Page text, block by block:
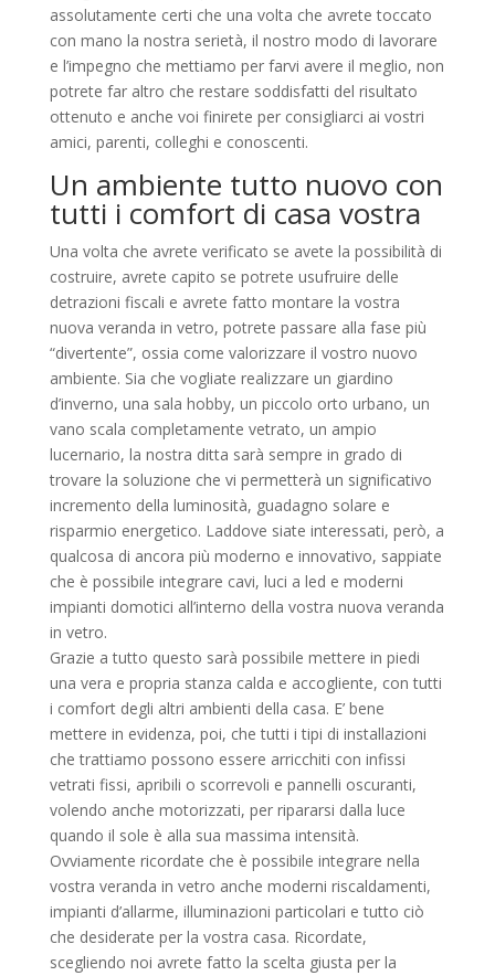
assolutamente certi che una volta che avrete toccato
con mano la nostra serietà, il nostro modo di lavorare
e l’impegno che mettiamo per farvi avere il meglio, non
potrete far altro che restare soddisfatti del risultato
ottenuto e anche voi finirete per consigliarci ai vostri
amici, parenti, colleghi e conoscenti.
Un ambiente tutto nuovo con
tutti i comfort di casa vostra
Una volta che avrete verificato se avete la possibilità di
costruire, avrete capito se potrete usufruire delle
detrazioni fiscali e avrete fatto montare la vostra
nuova veranda in vetro, potrete passare alla fase più
“divertente”, ossia come valorizzare il vostro nuovo
ambiente. Sia che vogliate realizzare un giardino
d’inverno, una sala hobby, un piccolo orto urbano, un
vano scala completamente vetrato, un ampio
lucernario, la nostra ditta sarà sempre in grado di
trovare la soluzione che vi permetterà un significativo
incremento della luminosità, guadagno solare e
risparmio energetico. Laddove siate interessati, però, a
qualcosa di ancora più moderno e innovativo, sappiate
che è possibile integrare cavi, luci a led e moderni
impianti domotici all’interno della vostra nuova veranda
in vetro.
Grazie a tutto questo sarà possibile mettere in piedi
una vera e propria stanza calda e accogliente, con tutti
i comfort degli altri ambienti della casa. E’ bene
mettere in evidenza, poi, che tutti i tipi di installazioni
che trattiamo possono essere arricchiti con infissi
vetrati fissi, apribili o scorrevoli e pannelli oscuranti,
volendo anche motorizzati, per ripararsi dalla luce
quando il sole è alla sua massima intensità.
Ovviamente ricordate che è possibile integrare nella
vostra veranda in vetro anche moderni riscaldamenti,
impianti d’allarme, illuminazioni particolari e tutto ciò
che desiderate per la vostra casa. Ricordate,
scegliendo noi avrete fatto la scelta giusta per la